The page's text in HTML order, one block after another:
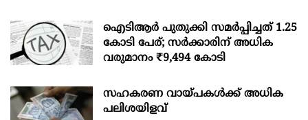
ഐടിആര്‍ പുതുക്കി സമർപ്പിച്ചത് 1.25
കോടി പേര്; സർക്കാരിന് അധിക
വരുമാനം ₹9,494 കോടി
സഹകരണ വായ്പകള്‍ക്ക് അധിക
പലിശയിളവ്